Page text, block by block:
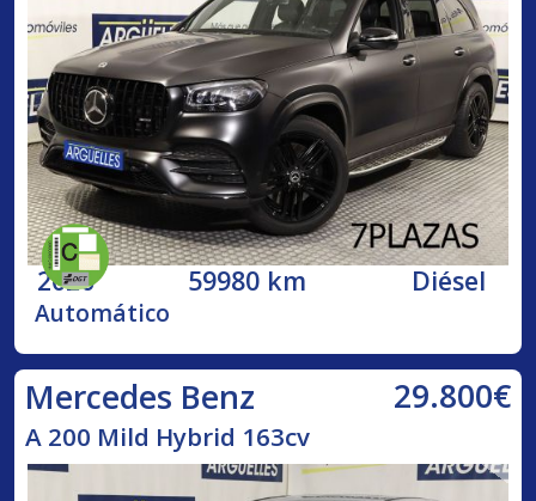
2020 59980 km Diésel
Automático
Mercedes Benz 29.800€
A 200 Mild Hybrid 163cv